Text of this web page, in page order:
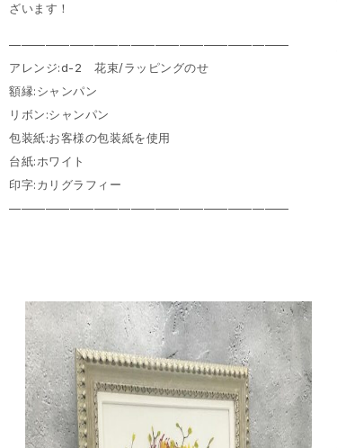
ざいます！
———————————————————————
アレンジ:d-2 花束/ラッピングのせ
額縁:シャンパン
リボン:シャンパン
包装紙:お客様の包装紙を使用
台紙:ホワイト
印字:カリグラフィー
———————————————————————